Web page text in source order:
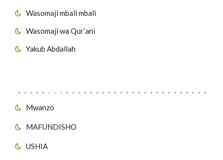
Wasomaji mbali mbali
Wasomaji wa Qur’ani
Yakub Abdallah
Mwanzo
MAFUNDISHO
USHIA